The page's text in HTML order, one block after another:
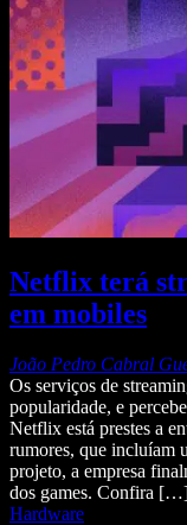
Netflix terá
em mobiles
João Pedro Cabral
Os serviços de
popularidade, e
Netflix está prestes a
rumores, que incluíam
projeto, a empresa
dos games. Confira
Hardware